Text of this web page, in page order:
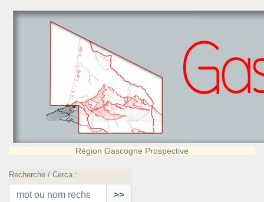
Région Gascogne Prospective
Recherche / Cerca :
>>